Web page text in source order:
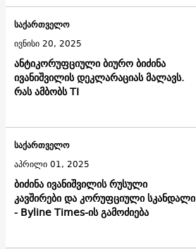
ანტიკორუფციული ბიურო ბიძინა
ივანიშვილის დეკლარაციას მალავს.
რას ამბობს TI
საქართველო
ივნისი 20, 2025
ბიძინა ივანიშვილის რუსული
კავშირები და კორუფციული სკანდალი
- Byline Times-ის გამოძიება
საქართველო
აპრილი 01, 2025